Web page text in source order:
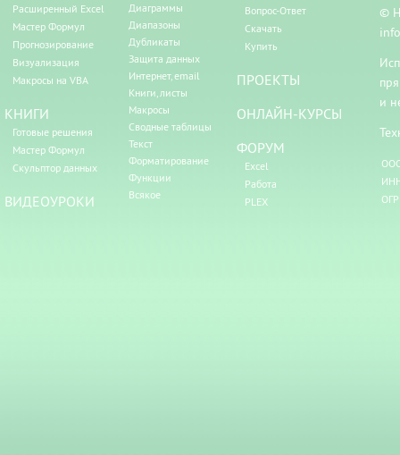
Расширенный Excel
Мастер Формул
Прогнозирование
Визуализация
Макросы на VBA
КНИГИ
Готовые решения
Мастер Формул
Скульптор данных
ВИДЕОУРОКИ
Диаграммы
Диапазоны
Дубликаты
Защита данных
Интернет, email
Книги, листы
Макросы
Сводные таблицы
Текст
Форматирование
Функции
Всякое
Вопрос-Ответ
Скачать
Купить
ПРОЕКТЫ
ОНЛАЙН-КУРСЫ
ФОРУМ
Excel
Работа
PLEX
©
и